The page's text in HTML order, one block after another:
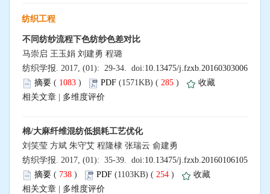
纺织工程
不同纺纱流程下色纺纱色差对比
马崇启 王玉娟 刘建勇 程璐
纺织学报. 2017, (01): 29-34. doi:10.13475/j.fzxb.20160303006
摘要 ( 1083 ) PDF (1571KB) ( 285 )
收藏
相关文章
多维度评价
棉/大麻纤维混纺低损耗工艺优化
刘笑莹 方斌 朱守艾 程隆棣 张瑞云 俞建勇
纺织学报. 2017, (01): 35-39. doi:10.13475/j.fzxb.20160106105
摘要 ( 738 ) PDF (1103KB) ( 254 )
收藏
相关文章
多维度评价